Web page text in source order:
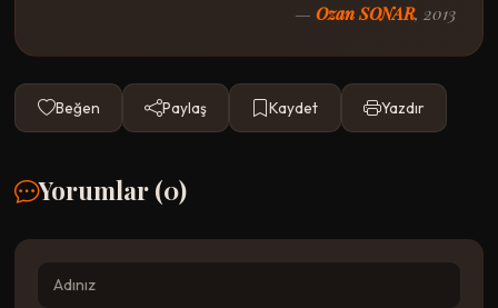
— Ozan SONAR, 2013
Beğen Paylaş Kaydet Yazdır
Yorumlar (0)